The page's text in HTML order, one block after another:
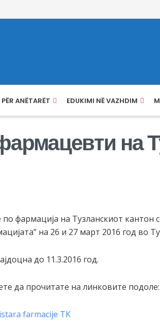
PËR ANËTARËT EDUKIMI NË VAZHDIM
на
фармација на Тузланскиот
на 26 и 27 март 2016 год во
до 11.3.2016 год.
да прочитате на линковите подоле:
farmacije TK